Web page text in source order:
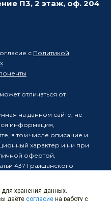
П3, 2 этаж, оф. 204
с Политикой
отличаться от
на данном сайте, не
информация,
в том числе описание и
характер и ни при
офертой,
437 Гражданского
право в одностороннем
размещенную на
для хранения данных.
даёте согласие на работу с